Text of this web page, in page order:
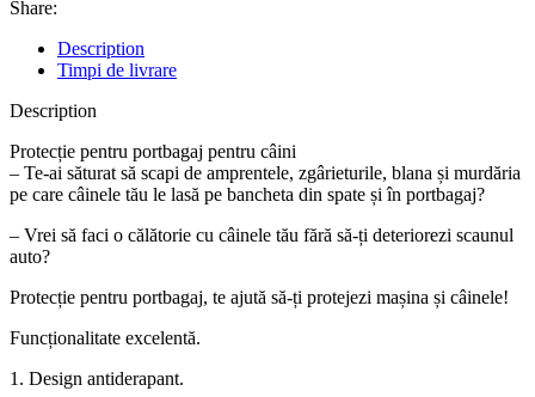
Share:
Description
Timpi de livrare
Description
Protecție pentru portbagaj pentru câini
– Te-ai săturat să scapi de amprentele, zgârieturile, blana și murdăria
pe care câinele tău le lasă pe bancheta din spate și în portbagaj?
– Vrei să faci o călătorie cu câinele tău fără să-ți deteriorezi scaunul
auto?
Protecție pentru portbagaj, te ajută să-ți protejezi mașina și câinele!
Funcționalitate excelentă.
1. Design antiderapant.